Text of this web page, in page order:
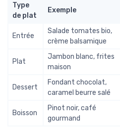
Type
de plat
Exemple
Entrée
Salade tomates bio,
crème balsamique
Plat
Jambon blanc, frites
maison
Dessert
Fondant chocolat,
caramel beurre salé
Boisson
Pinot noir, café
gourmand